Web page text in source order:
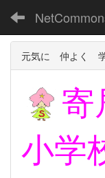
元気に 仲よく
寄
小学